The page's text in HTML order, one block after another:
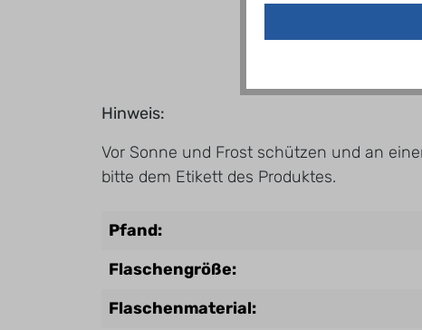
Hinweis:
Vor Sonne und Frost schützen und an
bitte dem Etikett des Produktes.
Pfand:
Flaschengröße:
Flaschenmaterial: